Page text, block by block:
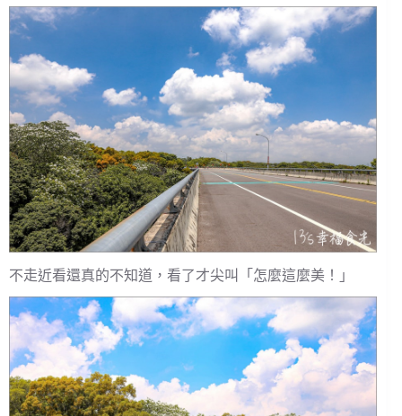
不走近看還真的不知道，看了才尖叫「怎麼這麼美！」